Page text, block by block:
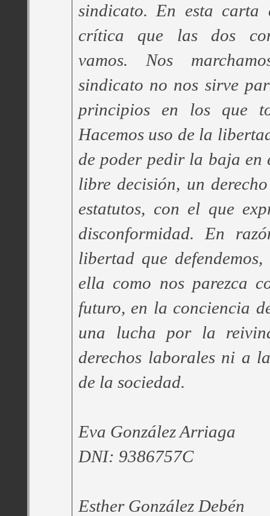
sindicato. En esta carta
crítica que las dos
vamos. Nos
sindicato no nos sirve
principios en los que
Hacemos uso de la
de poder pedir la baja en
libre decisión, un
estatutos, con el que
disconformidad. En
libertad que
ella como nos parezca
futuro, en la conciencia
una lucha por la
derechos laborales ni a
de la sociedad.
Eva González Arriaga
DNI: 9386757C
Esther González Debén